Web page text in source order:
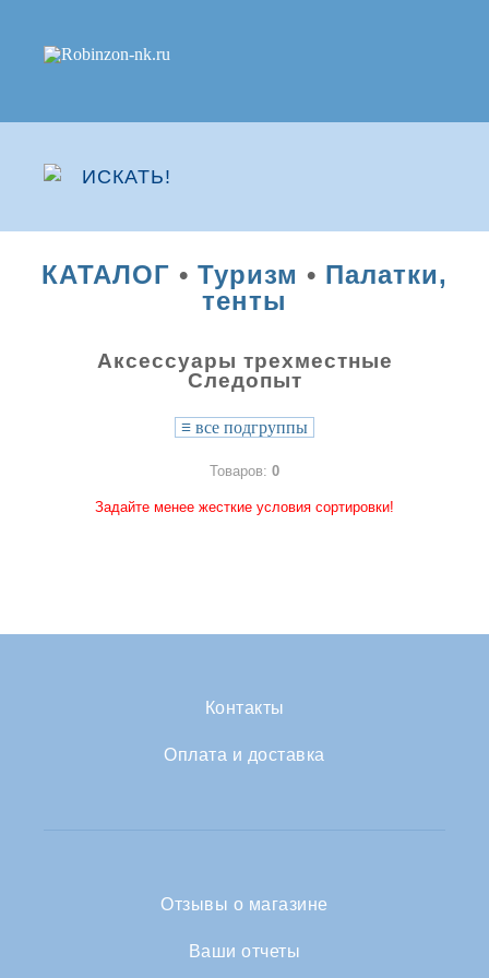
КАТАЛОГ • Туризм • Палатки,
тенты
Аксессуары трехместные
Следопыт
≡ все подгруппы
Товаров: 0
Задайте менее жесткие условия сортировки!
Контакты
Оплата и доставка
Отзывы о магазине
Ваши отчеты